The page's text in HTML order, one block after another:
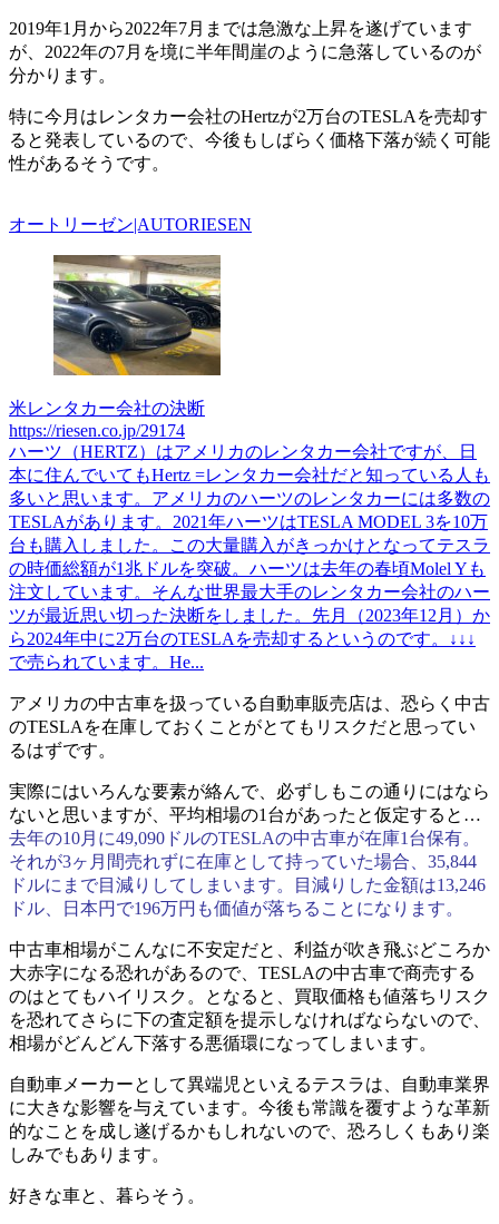
2019年1月から2022年7月までは急激な上昇を遂げています
が、2022年の7月を境に半年間崖のように急落しているのが
分かります。
特に今月はレンタカー会社のHertzが2万台のTESLAを売却す
ると発表しているので、今後もしばらく価格下落が続く可能
性があるそうです。
オートリーゼン|AUTORIESEN
米レンタカー会社の決断
https://riesen.co.jp/29174
ハーツ（HERTZ）はアメリカのレンタカー会社ですが、日
本に住んでいてもHertz =レンタカー会社だと知っている人も
多いと思います。アメリカのハーツのレンタカーには多数の
TESLAがあります。2021年ハーツはTESLA MODEL 3を10万
台も購入しました。この大量購入がきっかけとなってテスラ
の時価総額が1兆ドルを突破。ハーツは去年の春頃Molel Yも
注文しています。そんな世界最大手のレンタカー会社のハー
ツが最近思い切った決断をしました。先月（2023年12月）か
ら2024年中に2万台のTESLAを売却するというのです。↓↓↓
で売られています。He...
アメリカの中古車を扱っている自動車販売店は、恐らく中古
のTESLAを在庫しておくことがとてもリスクだと思ってい
るはずです。
実際にはいろんな要素が絡んで、必ずしもこの通りにはなら
ないと思いますが、平均相場の1台があったと仮定すると…
去年の10月に49,090ドルのTESLAの中古車が在庫1台保有。
それが3ヶ月間売れずに在庫として持っていた場合、35,844
ドルにまで目減りしてしまいます。目減りした金額は13,246
ドル、日本円で196万円も価値が落ちることになります。
中古車相場がこんなに不安定だと、利益が吹き飛ぶどころか
大赤字になる恐れがあるので、TESLAの中古車で商売する
のはとてもハイリスク。となると、買取価格も値落ちリスク
を恐れてさらに下の査定額を提示しなければならないので、
相場がどんどん下落する悪循環になってしまいます。
自動車メーカーとして異端児といえるテスラは、自動車業界
に大きな影響を与えています。今後も常識を覆すような革新
的なことを成し遂げるかもしれないので、恐ろしくもあり楽
しみでもあります。
好きな車と、暮らそう。